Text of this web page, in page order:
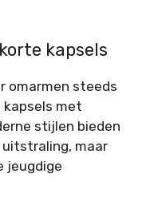
kapsels
omarmen steeds
kapsels met
stijlen bieden
maar
jeugdige